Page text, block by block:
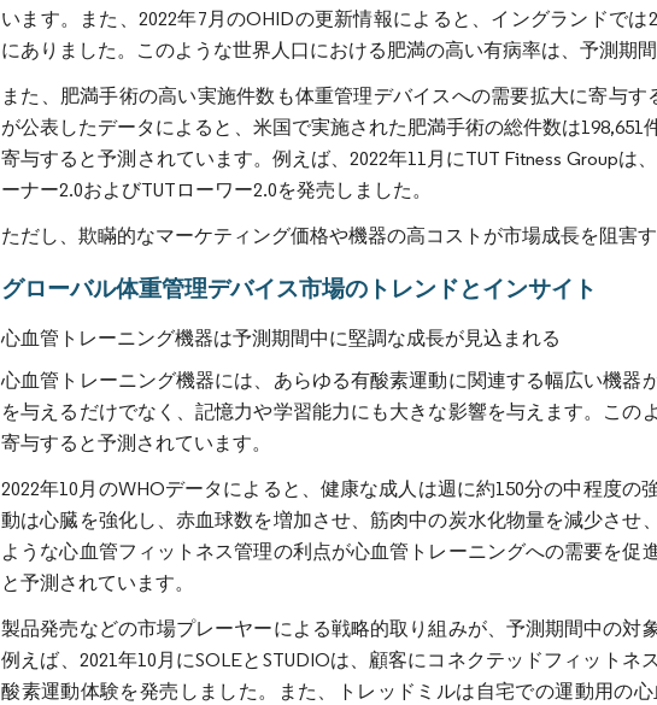
います。また、2022年7月のOHIDの更新情報によると、イングランドでは
にありました。このような世界人口における肥満の高い有病率は、予測期
また、肥満手術の高い実施件数も体重管理デバイスへの需要拡大に寄与す
が公表したデータによると、米国で実施された肥満手術の総件数は
寄与すると予測されています。例えば、2022年11月にTUT Fitness Groupは
ーナー2.0およびTUTローワー2.0を発売しました。
ただし、欺瞞的なマーケティング価格や機器の高コストが市場成長を阻害
グローバル体重管理デバイス市場のトレンドとインサイト
心血管トレーニング機器は予測期間中に堅調な成長が見込まれる
心血管トレーニング機器には、あらゆる有酸素運動に関連する幅広い機器
を与えるだけでなく、記憶力や学習能力にも大きな影響を与えます。こ
寄与すると予測されています。
2022年10月のWHOデータによると、健康な成人は週に約150分の中程度
動は心臓を強化し、赤血球数を増加させ、筋肉中の炭水化物量を減少させ
ような心血管フィットネス管理の利点が心血管トレーニングへの需要を促
と予測されています。
製品発売などの市場プレーヤーによる戦略的取り組みが、予測期間中の対
例えば、2021年10月にSOLEとSTUDIOは、顧客にコネクテッドフィット
酸素運動体験を発売しました。また、トレッドミルは自宅での運動用の